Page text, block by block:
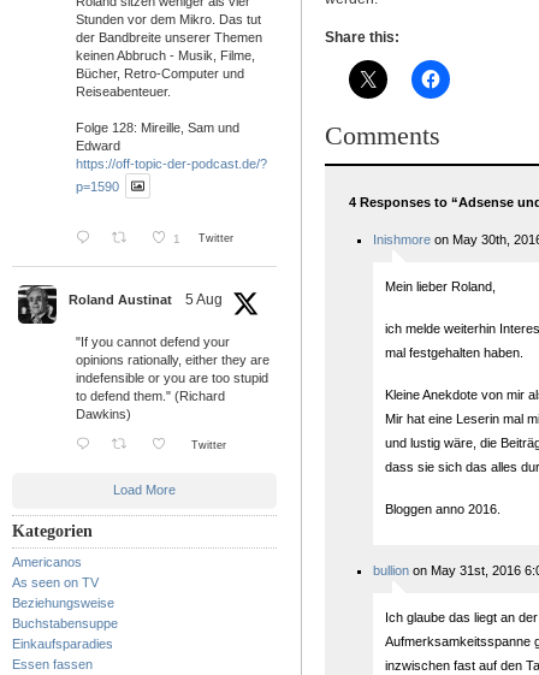
Stunden vor dem Mikro. Das tut
der Bandbreite unserer Themen
keinen Abbruch - Musik, Filme,
Bücher, Retro-Computer und
Reiseabenteuer.
Folge 128: Mireille, Sam und
Edward
https://off-topic-der-podcast.de/?
p=1590
1 Twitter
Roland Austinat 5 Aug
"If you cannot defend your
opinions rationally, either they are
indefensible or you are too stupid
to defend them." (Richard
Dawkins)
Twitter
Load More
Kategorien
Americanos
As seen on TV
Beziehungsweise
Buchstabensuppe
Einkaufsparadies
Essen fassen
Share this:
Comments
4 Responses to “Adsense
Inishmore on May 30th,
Mein lieber Roland,
ich melde weiterhin
mal festgehalten haben.
Kleine Anekdote von mir
Mir hat eine Leserin mal
und lustig wäre, die
dass sie sich das alles
Bloggen anno 2016.
bullion on May 31st, 2016
Ich glaube das liegt an
Aufmerksamkeitsspanne
inzwischen fast auf den